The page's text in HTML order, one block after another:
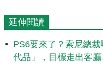
延伸閱讀
PS6要來了？索尼總
代品」，目標走出客